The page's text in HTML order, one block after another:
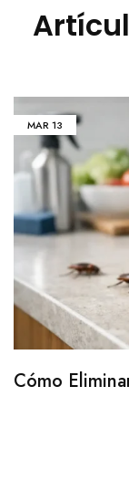
MAR13
Cómo